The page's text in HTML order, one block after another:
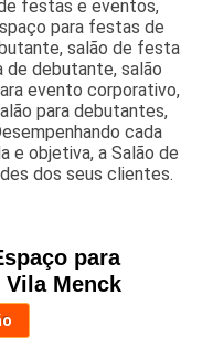
festas e eventos,
para festas de
salão de festa
de debutante, salão
evento corporativo,
para debutantes,
cada
e objetiva, a Salão de
dos seus clientes.
para
Vila Menck